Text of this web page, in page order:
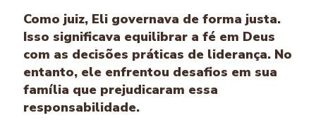
Como juiz, Eli governava de forma justa.
Isso significava equilibrar a fé em Deus
com as decisões práticas de liderança. No
entanto, ele enfrentou desafios em sua
família que prejudicaram essa
responsabilidade.